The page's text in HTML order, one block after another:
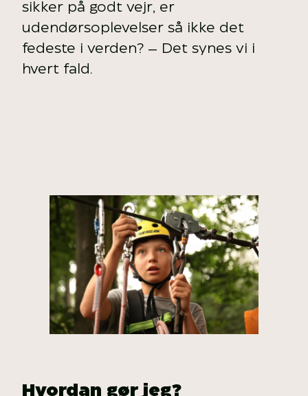
sikker på godt vejr, er
udendørsoplevelser så ikke det
fedeste i verden? – Det synes vi i
hvert fald.
Hvordan gør jeg?